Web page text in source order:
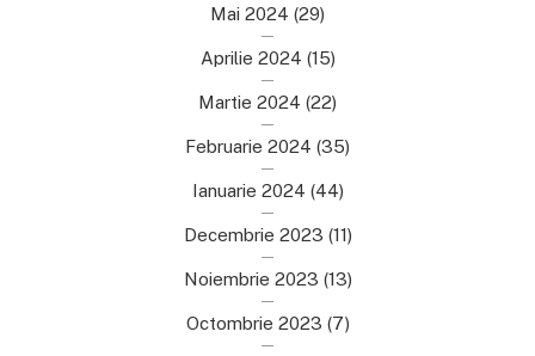
Mai 2024 (29)
Aprilie 2024 (15)
Martie 2024 (22)
Februarie 2024 (35)
Ianuarie 2024 (44)
Decembrie 2023 (11)
Noiembrie 2023 (13)
Octombrie 2023 (7)